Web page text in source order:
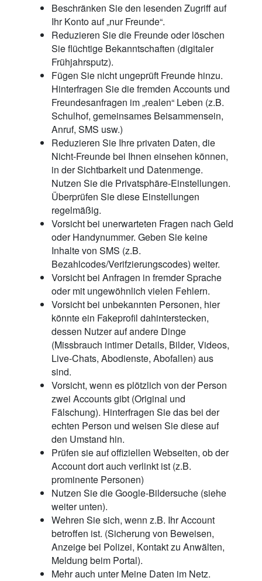
Beschränken Sie den lesenden Zugriff auf
Ihr Konto auf „nur Freunde“.
Reduzieren Sie die Freunde oder löschen
Sie flüchtige Bekanntschaften (digitaler
Frühjahrsputz).
Fügen Sie nicht ungeprüft Freunde hinzu.
Hinterfragen Sie die fremden Accounts und
Freundesanfragen im „realen“ Leben (z.B.
Schulhof, gemeinsames Beisammensein,
Anruf, SMS usw.)
Reduzieren Sie Ihre privaten Daten, die
Nicht-Freunde bei Ihnen einsehen können,
in der Sichtbarkeit und Datenmenge.
Nutzen Sie die Privatsphäre-Einstellungen.
Überprüfen Sie diese Einstellungen
regelmäßig.
Vorsicht bei unerwarteten Fragen nach Geld
oder Handynummer. Geben Sie keine
Inhalte von SMS (z.B.
Bezahlcodes/Verifzierungscodes) weiter.
Vorsicht bei Anfragen in fremder Sprache
oder mit ungewöhnlich vielen Fehlern.
Vorsicht bei unbekannten Personen, hier
könnte ein Fakeprofil dahinterstecken,
dessen Nutzer auf andere Dinge
(Missbrauch intimer Details, Bilder, Videos,
Live-Chats, Abodienste, Abofallen) aus
sind.
Vorsicht, wenn es plötzlich von der Person
zwei Accounts gibt (Original und
Fälschung). Hinterfragen Sie das bei der
echten Person und weisen Sie diese auf
den Umstand hin.
Prüfen sie auf offiziellen Webseiten, ob der
Account dort auch verlinkt ist (z.B.
prominente Personen)
Nutzen Sie die Google-Bildersuche (siehe
weiter unten).
Wehren Sie sich, wenn z.B. Ihr Account
betroffen ist. (Sicherung von Beweisen,
Anzeige bei Polizei, Kontakt zu Anwälten,
Meldung beim Portal).
Mehr auch unter Meine Daten im Netz.